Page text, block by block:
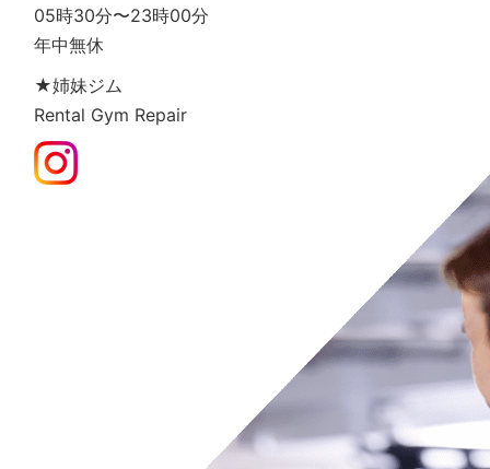
05時30分〜23時00分
年中無休
★姉妹ジム
Rental Gym Repair